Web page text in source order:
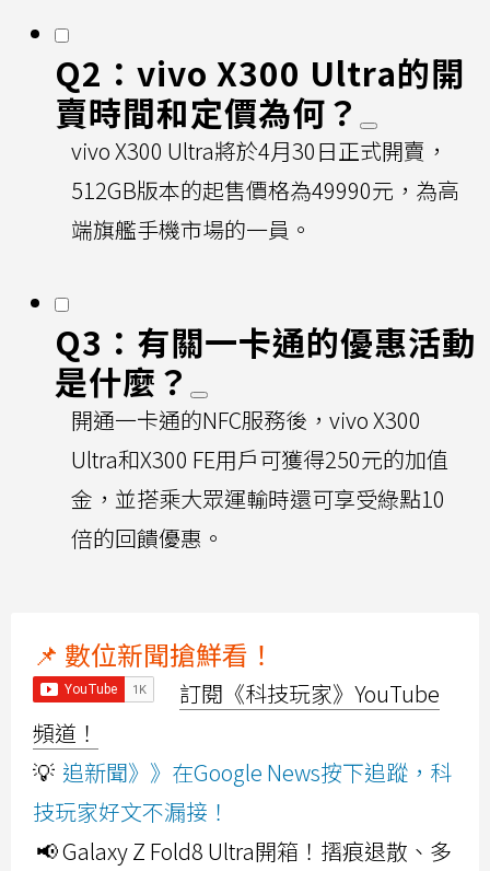
Q2：vivo X300 Ultra的開
賣時間和定價為何？
vivo X300 Ultra將於4月30日正式開賣，
512GB版本的起售價格為49990元，為高
端旗艦手機市場的一員。
Q3：有關一卡通的優惠活動
是什麼？
開通一卡通的NFC服務後，vivo X300
Ultra和X300 FE用戶可獲得250元的加值
金，並搭乘大眾運輸時還可享受綠點10
倍的回饋優惠。
📌 數位新聞搶鮮看！
訂閱《科技玩家》YouTube
頻道！
💡 追新聞》》在Google News按下追蹤，科
技玩家好文不漏接！
📢 Galaxy Z Fold8 Ultra開箱！摺痕退散、多